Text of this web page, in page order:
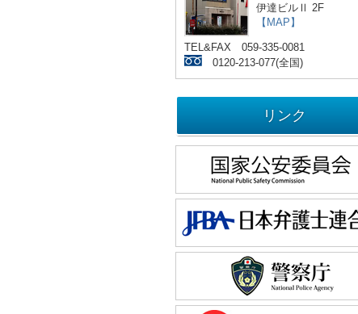
伊達ビルⅡ 2F
【MAP】
TEL&FAX 059-335-0081
0120-213-077(全国)
リンク